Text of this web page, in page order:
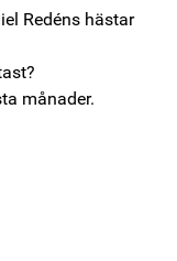
Redéns hästar
månader.